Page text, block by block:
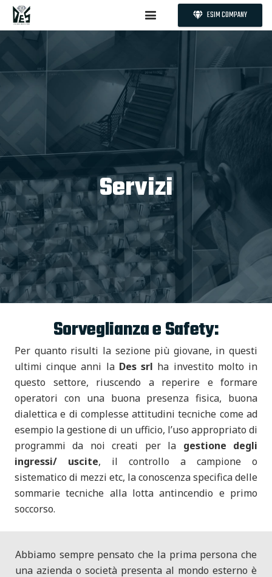
ESIM COMPANY
Servizi
Sorveglianza e Safety:
Per quanto risulti la sezione più giovane, in questi
ultimi cinque anni la Des srl ha investito molto in
questo settore, riuscendo a reperire e formare
operatori con una buona presenza fisica, buona
dialettica e di complesse attitudini tecniche come ad
esempio la gestione di un ufficio, l’uso appropriato di
programmi da noi creati per la gestione degli
ingressi/ uscite, il controllo a campione o
sistematico di mezzi etc, la conoscenza specifica delle
sommarie tecniche alla lotta antincendio e primo
soccorso.
Abbiamo sempre pensato che la prima persona che
una azienda o società presenta al mondo esterno è